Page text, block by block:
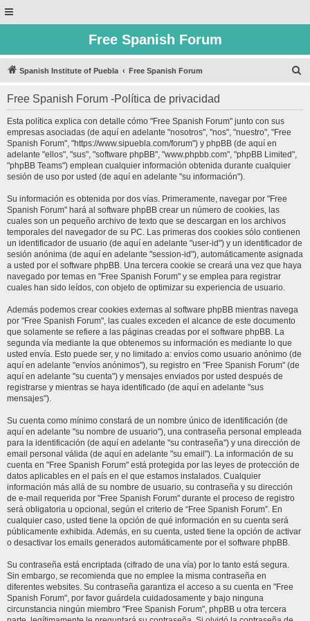
Free Spanish Forum
Spanish Institute of Puebla Free Spanish Forum
Free Spanish Forum -Política de privacidad
Esta política explica con detalle cómo "Free Spanish Forum" junto con sus
empresas asociadas (de aquí en adelante "nosotros", "nos", "nuestro", "Free
Spanish Forum", "https://www.sipuebla.com/forum") y phpBB (de aquí en
adelante "ellos", "sus", "software phpBB", "www.phpbb.com", "phpBB Limited",
"phpBB Teams") emplean cualquier información obtenida durante cualquier
sesión de uso por usted (de aquí en adelante "su información").
Su información es obtenida por dos vías. Primeramente, navegar por "Free
Spanish Forum" hará al software phpBB crear un número de cookies, las
cuales son un pequeño archivo de texto que se descargan en los archivos
temporales del navegador de su PC. Las primeras dos cookies sólo contienen
un identificador de usuario (de aquí en adelante "user-id") y un identificador de
sesión anónima (de aquí en adelante "session-id"), automáticamente asignada
a usted por el software phpBB. Una tercera cookie se creará una vez que haya
navegado por temas en "Free Spanish Forum" y se emplea para registrar
cuales han sido leídos, con objeto de optimizar su experiencia de usuario.
Además podemos crear cookies externas al software phpBB mientras navega
por "Free Spanish Forum", las cuales exceden el alcance de este documento
que solamente se refiere a las páginas creadas por el software phpBB. La
segunda vía mediante la que obtenemos su información es mediante lo que
usted envía. Esto puede ser, y no limitado a: envíos como usuario anónimo (de
aquí en adelante "envíos anónimos"), su registro en "Free Spanish Forum" (de
aquí en adelante "su cuenta") y mensajes enviados por usted después de
registrarse y mientras se haya identificado (de aquí en adelante "sus
mensajes").
Su cuenta como mínimo constará de un nombre único de identificación (de
aquí en adelante "su nombre de usuario"), una contraseña personal empleada
para la identificación (de aquí en adelante "su contraseña") y una dirección de
email personal válida (de aquí en adelante "su email"). La información de su
cuenta en "Free Spanish Forum" está protegida por las leyes de protección de
datos aplicables en el país en el que estamos instalados. Cualquier
información más allá de su nombre de usuario, su contraseña y su dirección
de e-mail requerida por "Free Spanish Forum" durante el proceso de registro
será obligatoria u opcional, según el criterio de “Free Spanish Forum”. En
cualquier caso, usted tiene la opción de qué información en su cuenta será
públicamente exhibida. Además, en su cuenta, usted tiene la opción de activar
o desactivar los emails generados automáticamente por el software phpBB.
Su contraseña está encriptada (cifrado de una vía) por lo tanto está segura.
Sin embargo, se recomienda que no emplee la misma contraseña en
diferentes websites. Su contraseña garantiza el acceso a su cuenta en "Free
Spanish Forum", por favor guárdela cuidadosamente y bajo ninguna
circunstancia ningún miembro "Free Spanish Forum", phpBB u otra tercera